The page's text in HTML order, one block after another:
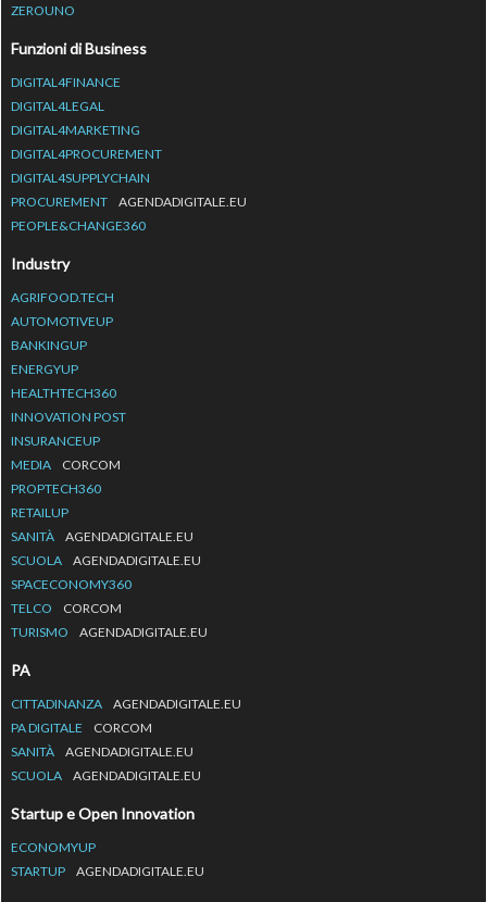
ZEROUNO
Funzioni di Business
DIGITAL4FINANCE
DIGITAL4LEGAL
DIGITAL4MARKETING
DIGITAL4PROCUREMENT
DIGITAL4SUPPLYCHAIN
PROCUREMENT
AGENDADIGITALE.EU
PEOPLE&CHANGE360
Industry
AGRIFOOD.TECH
AUTOMOTIVEUP
BANKINGUP
ENERGYUP
HEALTHTECH360
INNOVATION POST
INSURANCEUP
MEDIA
CORCOM
PROPTECH360
RETAILUP
SANITÀ
AGENDADIGITALE.EU
SCUOLA
AGENDADIGITALE.EU
SPACECONOMY360
TELCO
CORCOM
TURISMO
AGENDADIGITALE.EU
PA
CITTADINANZA
AGENDADIGITALE.EU
PA DIGITALE
CORCOM
SANITÀ
AGENDADIGITALE.EU
SCUOLA
AGENDADIGITALE.EU
Startup e Open Innovation
ECONOMYUP
STARTUP
AGENDADIGITALE.EU